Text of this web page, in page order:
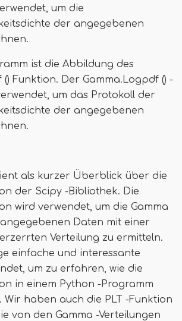
um die
der angegebenen
ist die Abbildung des
() Funktion. Der Gamma.Logpdf () -
um das Protokoll der
der angegebenen
als kurzer Überblick über die
der Scipy -Bibliothek. Die
wird verwendet, um die Gamma
Daten mit einer
Verteilung zu ermitteln.
einfache und interessante
um zu erfahren, wie die
in einem Python -Programm
Wir haben auch die PLT -Funktion
von den Gamma -Verteilungen